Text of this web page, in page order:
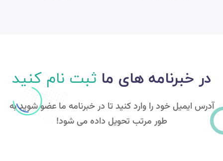
در خبرنامه های ما ثبت نام کنید
آدرس ایمیل خود را وارد کنید تا در خبرنامه ما عضو شوید به
طور مرتب تحویل داده می شود!